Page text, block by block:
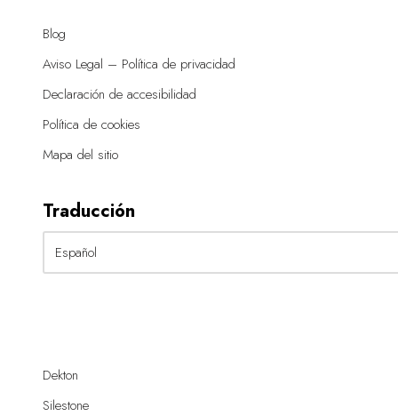
Blog
Aviso Legal – Política de privacidad
Declaración de accesibilidad
Política de cookies
Mapa del sitio
Traducción
Dekton
Silestone